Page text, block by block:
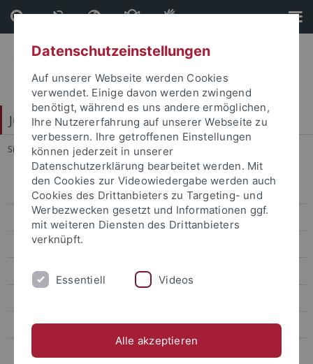
Direkt
zum
Inhalt
Direkt
zur
Fußleiste
Juristische Fakultät
Sie sind hier: Startseite ... Recht und Rhetorik
Lehre
Zertifikatsstudien
Recht-Ethik-Wirtschaft
Recht und Rhetorik
Das Team
Datenschutzeinstellungen
Auf unserer Webseite werden Cookies
verwendet. Einige davon werden zwingend
benötigt, während es uns andere ermöglichen,
Ihre Nutzererfahrung auf unserer Webseite zu
verbessern. Ihre getroffenen Einstellungen
können jederzeit in unserer
Datenschutzerklärung bearbeitet werden. Mit
den Cookies zur Videowiedergabe werden auch
Cookies des Drittanbieters zu Targeting- und
Werbezwecken gesetzt und Informationen ggf.
mit weiteren Diensten des Drittanbieters
verknüpft.
Essentiell Videos
Alle akzeptieren